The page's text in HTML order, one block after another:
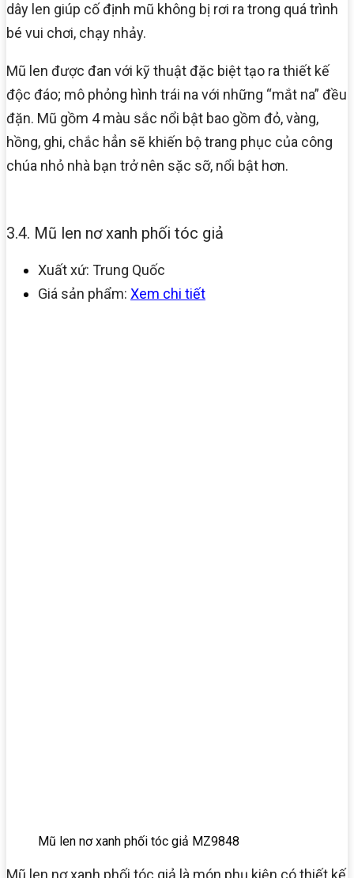
dây len giúp cố định mũ không bị rơi ra trong quá trình
bé vui chơi, chạy nhảy.
Mũ len được đan với kỹ thuật đặc biệt tạo ra thiết kế
độc đáo; mô phỏng hình trái na với những “mắt na” đều
đặn. Mũ gồm 4 màu sắc nổi bật bao gồm đỏ, vàng,
hồng, ghi, chắc hẳn sẽ khiến bộ trang phục của công
chúa nhỏ nhà bạn trở nên sặc sỡ, nổi bật hơn.
3.4. Mũ len nơ xanh phối tóc giả
Xuất xứ: Trung Quốc
Giá sản phẩm: Xem chi tiết
Mũ len nơ xanh phối tóc giả MZ9848
Mũ len nơ xanh phối tóc giả là món phụ kiện có thiết kế